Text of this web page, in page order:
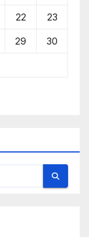
22 23
29 30